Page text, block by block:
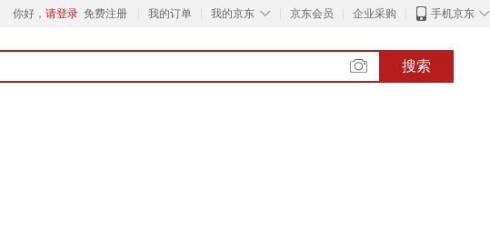
你好， 请登录 免费注册 我的订单 ◇
我的京东 京东会员 企业采购 ◇
手机京东
搜索